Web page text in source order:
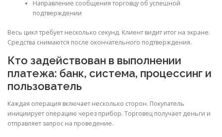
Направление сообщения торговцу об успешной
подтверждении
Весь цикл требует несколько секунд. Клиент видит итог на экране.
Средства снимаются после окончательного подтверждения.
Кто задействован в выполнении
платежа: банк, система, процессинг и
пользователь
Каждая операция включает несколько сторон. Покупатель
инициирует операцию через прибор. Торговец получает деньги и
отправляет запрос на проведение.